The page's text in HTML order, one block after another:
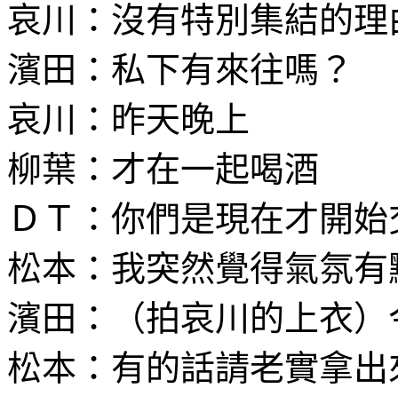
哀川：沒有特別集結的理
濱田：私下有來往嗎？
哀川：昨天晚上
柳葉：才在一起喝酒
ＤＴ：你們是現在才開
松本：我突然覺得氣氛有
濱田：（拍哀川的上衣
松本：有的話請老實拿出